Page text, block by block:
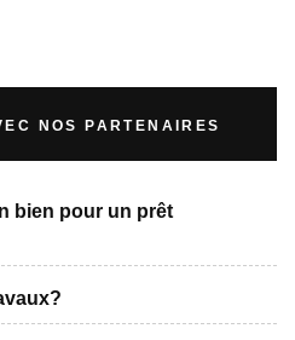
NOS PARTENAIRES
bien pour un prêt